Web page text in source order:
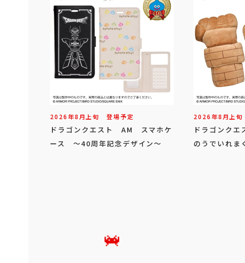
2026年8月上旬 登場予定
ドラゴンクエスト AM スマホケ
ース ～40周年記念デザイン～
2026年8月上旬
ドラゴンク
のうでいれま